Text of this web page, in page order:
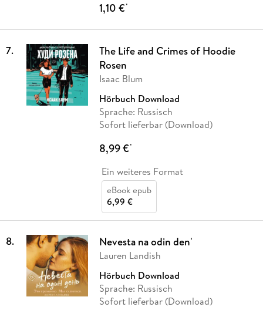
1,10 €*
7.
The Life and Crimes of Hoodie
Rosen
Isaac Blum
Hörbuch Download
Sprache: Russisch
Sofort lieferbar (Download)
8,99 €*
Ein weiteres Format
eBook epub
6,99 €
8. Nevesta na odin den'
Lauren Landish
Hörbuch Download
Sprache: Russisch
Sofort lieferbar (Download)